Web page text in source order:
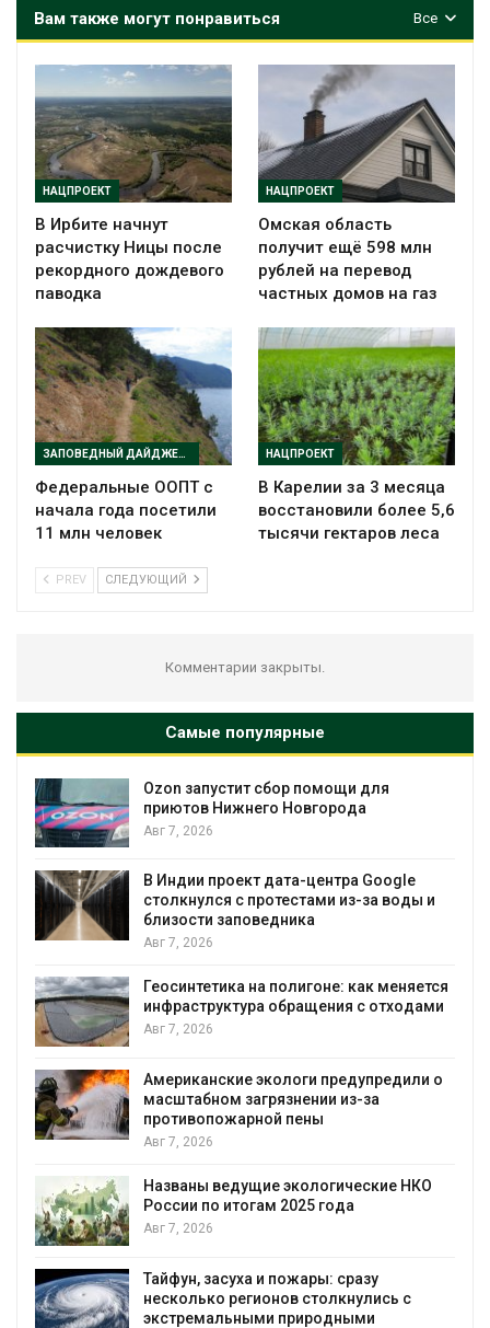
Все
Вам также могут понравиться
НАЦПРОЕКТ
В Ирбите начнут
расчистку Ницы после
рекордного дождевого
паводка
НАЦПРОЕКТ
Омская область
получит ещё 598 млн
рублей на перевод
частных домов на газ
ЗАПОВЕДНЫЙ ДАЙДЖЕСТ
Федеральные ООПТ с
начала года посетили
11 млн человек
НАЦПРОЕКТ
В Карелии за 3 месяца
восстановили более 5,6
тысячи гектаров леса
PREV СЛЕДУЮЩИЙ
Комментарии закрыты.
Самые популярные
Ozon запустит сбор помощи для
приютов Нижнего Новгорода
Авг 7, 2026
В Индии проект дата-центра Google
столкнулся с протестами из-за воды и
близости заповедника
Авг 7, 2026
Геосинтетика на полигоне: как меняется
инфраструктура обращения с отходами
Авг 7, 2026
Американские экологи предупредили о
масштабном загрязнении из-за
противопожарной пены
Авг 7, 2026
Названы ведущие экологические НКО
России по итогам 2025 года
Авг 7, 2026
Тайфун, засуха и пожары: сразу
несколько регионов столкнулись с
экстремальными природными